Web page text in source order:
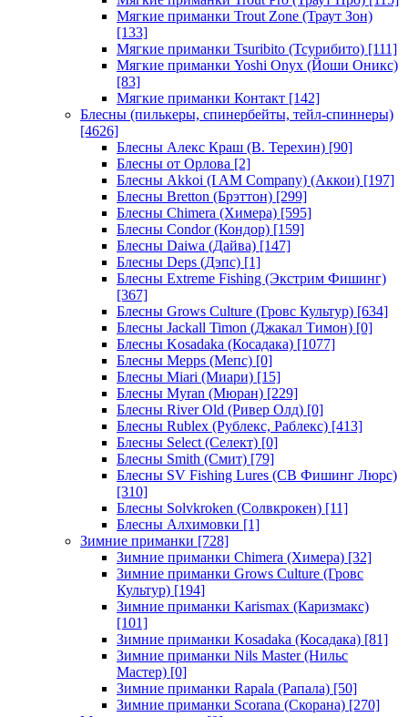
Мягкие приманки Trout Zone (Траут Зон)
[133]
Мягкие приманки Tsuribito (Тсурибито) [111]
Мягкие приманки Yoshi Onyx (Йоши Оникс)
[83]
Мягкие приманки Контакт [142]
Блесны (пилькеры, спинербейты, тейл-спиннеры)
[4626]
Блесны Алекс Краш (В. Терехин) [90]
Блесны от Орлова [2]
Блесны Akkoi (I AM Company) (Аккои) [197]
Блесны Bretton (Брэттон) [299]
Блесны Chimera (Химера) [595]
Блесны Condor (Кондор) [159]
Блесны Daiwa (Дайва) [147]
Блесны Deps (Дэпс) [1]
Блесны Extreme Fishing (Экстрим Фишинг)
[367]
Блесны Grows Culture (Гровс Культур) [634]
Блесны Jackall Timon (Джакал Тимон) [0]
Блесны Kosadaka (Косадака) [1077]
Блесны Mepps (Мепс) [0]
Блесны Miari (Миари) [15]
Блесны Myran (Мюран) [229]
Блесны River Old (Ривер Олд) [0]
Блесны Rublex (Рублекс, Раблекс) [413]
Блесны Select (Селект) [0]
Блесны Smith (Смит) [79]
Блесны SV Fishing Lures (СВ Фишинг Люрс)
[310]
Блесны Solvkroken (Солвкрокен) [11]
Блесны Алхимовки [1]
Зимние приманки [728]
Зимние приманки Chimera (Химера) [32]
Зимние приманки Grows Culture (Гровс
Культур) [194]
Зимние приманки Karismax (Каризмакс)
[101]
Зимние приманки Kosadaka (Косадака) [81]
Зимние приманки Nils Master (Нильс
Мастер) [0]
Зимние приманки Rapala (Рапала) [50]
Зимние приманки Scorana (Скорана) [270]